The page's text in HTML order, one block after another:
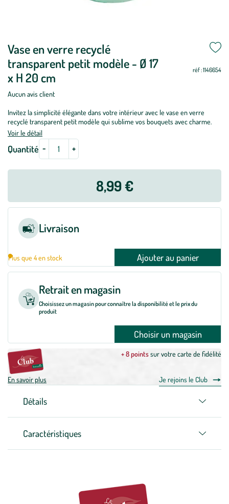
Vase en verre recyclé
transparent petit modèle - Ø 17
x H 20 cm
réf : 1146654
Aucun avis client
Invitez la simplicité élégante dans votre intérieur avec le vase en verre
recyclé transparent petit modèle qui sublime vos bouquets avec charme.
Voir le détail
Quantité
Mettre
jour
-
Mettre
jour
+
8,99 €
Livraison
Plus que 4 en stock Ajouter au panier
Retrait en magasin
Choisissez un magasin pour connaître la disponibilité et le prix du
produit
Choisir un magasin
+ 8 pointssur votre carte de fidélité
En savoir plus Je rejoins le Club
Détails
Caractéristiques